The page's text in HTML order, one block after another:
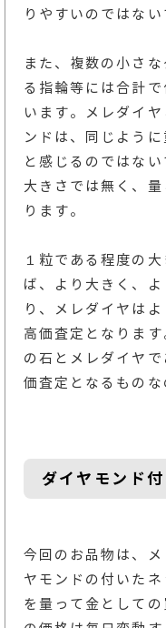
りやすいのではない
また、複数の小さ
る指輪等には合計
います。メレダイ
ンドは、同じよう
と感じるのではな
大きさでは無く、
ります。
１粒である程度の
ば、より大きく、
り、メレダイヤは
高価査定となりま
の石とメレダイヤ
価査定となるものな
ダイヤモンド
今回のお品物は、
ヤモンドの付いた
を量って金として